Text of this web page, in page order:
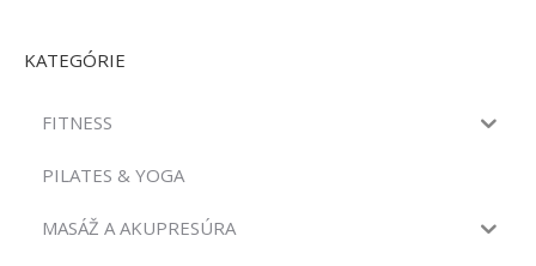
KATEGÓRIE
FITNESS
PILATES & YOGA
MASÁŽ A AKUPRESÚRA